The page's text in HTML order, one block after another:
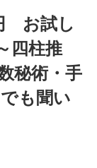
お試し
四柱推
秘術・手
も聞い